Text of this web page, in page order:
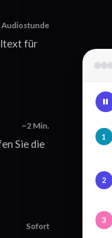
Audiostunde
für
~2 Min.
Sie die
Sofort
1
2
3